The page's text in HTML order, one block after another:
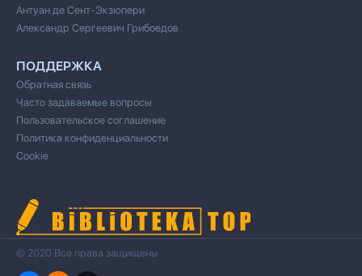
Антуан де Сент-Экзюпери
Александр Сергеевич Грибоедов
ПОДДЕРЖКА
Обратная связь
Часто задаваемые вопросы
Пользовательское соглашение
Политика конфиденциальности
Cookie
© 2020 Все права защищены